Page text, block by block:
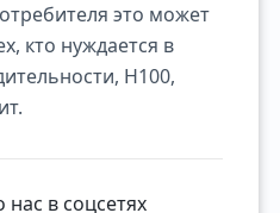
это может
кто нуждается в
H100,
нас в соцсетях